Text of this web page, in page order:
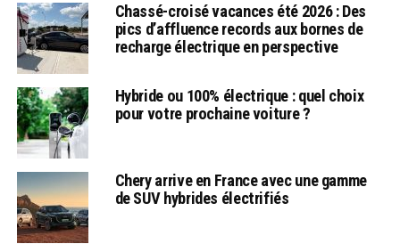
Chassé-croisé vacances été 2026 : Des
pics d’affluence records aux bornes de
recharge électrique en perspective
Hybride ou 100% électrique : quel choix
pour votre prochaine voiture ?
Chery arrive en France avec une gamme
de SUV hybrides électrifiés